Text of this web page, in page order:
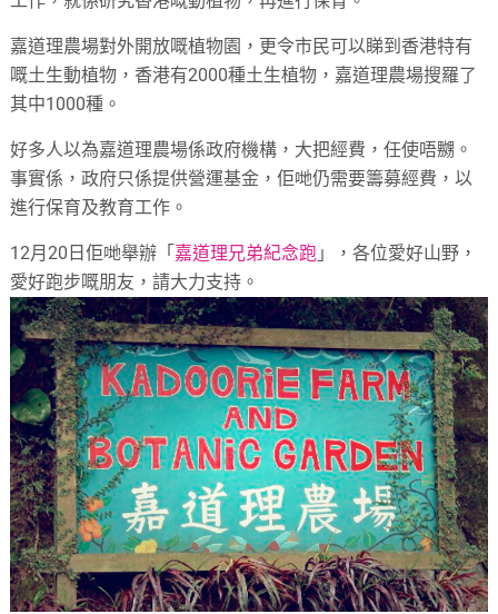
嘉道理農場對外開放嘅植物園，更令市民可以睇到香港特有
嘅土生動植物，香港有2000種土生植物，嘉道理農場搜羅了
其中1000種。
好多人以為嘉道理農場係政府機構，大把經費，任使唔嬲。
事實係，政府只係提供營運基金，佢哋仍需要籌募經費，以
進行保育及教育工作。
12月20日佢哋舉辦「 嘉道理兄弟紀念跑 」，各位愛好山野，
愛好跑步嘅朋友，請大力支持。